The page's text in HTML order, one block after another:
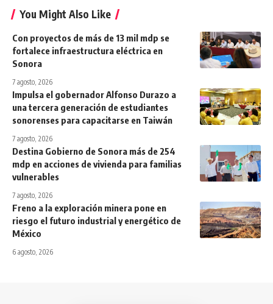
You Might Also Like
Con proyectos de más de 13 mil mdp se
fortalece infraestructura eléctrica en
Sonora
7 agosto, 2026
Impulsa el gobernador Alfonso Durazo a
una tercera generación de estudiantes
sonorenses para capacitarse en Taiwán
7 agosto, 2026
Destina Gobierno de Sonora más de 254
mdp en acciones de vivienda para familias
vulnerables
7 agosto, 2026
Freno a la exploración minera pone en
riesgo el futuro industrial y energético de
México
6 agosto, 2026